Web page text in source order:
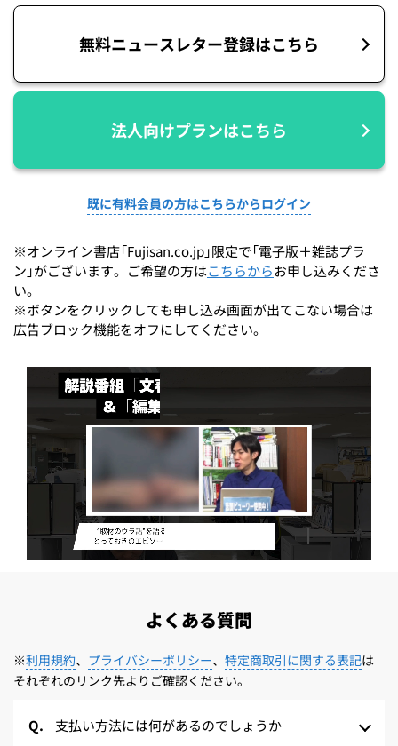
無料ニュースレター登録はこちら
法人向けプランはこちら
既に有料会員の方はこちらからログイン
※オンライン書店「Fujisan.co.jp」限定で「電子版＋雑誌プラ
ン」がございます。ご希望の方はこちらからお申し込みくださ
い。
※ボタンをクリックしても申し込み画面が出てこない場合は
広告ブロック機能をオフにしてください。
よくある質問
※利用規約、 プライバシーポリシー、 特定商取引に関する表記は
それぞれのリンク先よりご確認ください。
支払い方法には何があるのでしょうか